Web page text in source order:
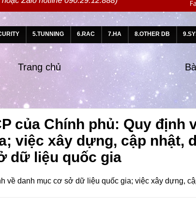
5.TUNNING 6.RAC 7.HA 8.OTHER DB
Trang chủ
của Chính phủ: Quy định
việc xây dựng, cập nhật,
dữ liệu quốc gia
về danh mục cơ sở dữ liệu quốc gia; việc xây dựng,